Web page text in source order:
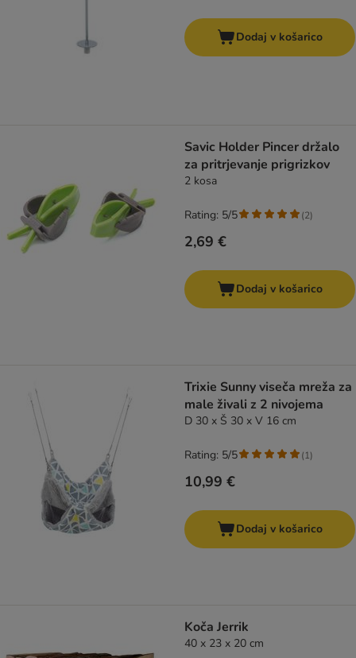
Dodaj v košarico
Savic Holder Pincer držalo
za pritrjevanje prigrizkov
2 kosa
2,69 €
Rating: 5/5 (2)
Dodaj v košarico
Trixie Sunny viseča mreža za
male živali z 2 nivojema
D 30 x Š 30 x V 16 cm
10,99 €
Rating: 5/5 (1)
Dodaj v košarico
Koča Jerrik
40 x 23 x 20 cm